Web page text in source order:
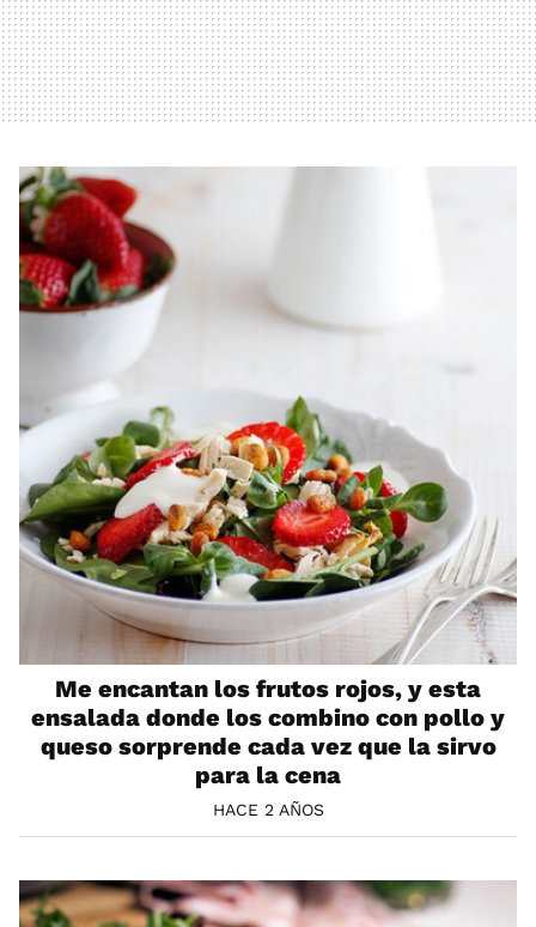
Me encantan los frutos rojos, y esta
ensalada donde los combino con pollo y
queso sorprende cada vez que la sirvo
para la cena
HACE 2 AÑOS